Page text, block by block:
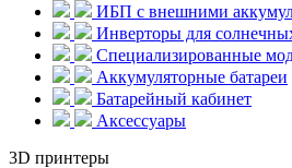
ИБП с внешними
Инверторы для
Специализированные
Аккумуляторные батареи
Батарейный кабинет
Аксессуары
3D принтеры